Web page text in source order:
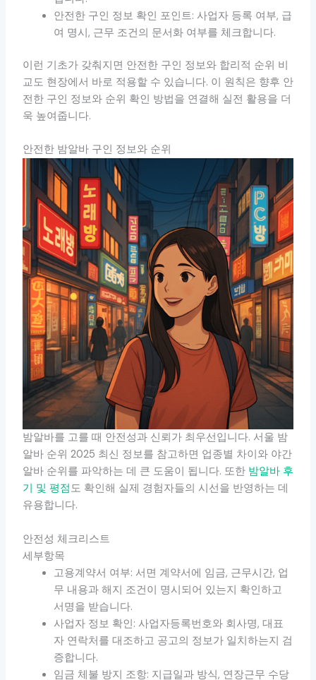
안전한 구인 정보 확인 포인트: 사업자 등록 여부, 급
여 명시, 근무 조건의 문서화 여부를 체크합니다.
이런 기초가 갖춰지면 안전한 구인 정보와 합리적 순위 비
교도 현장에서 바로 적용할 수 있습니다. 이 원칙은 향후 안
전한 구인 정보와 순위 확인 방법을 연결해 실전 활용을 더
욱 높여줍니다.
안전한 밤알바 구인 정보와 순위
밤알바를 고를 때 안전성과 신뢰가 최우선입니다. 서울 밤
알바 순위 2025 최신 정보를 참고하면 업종별 차이와 야간
알바 순위를 파악하는 데 큰 도움이 됩니다. 또한 밤알바 후
기 및 평점도 확인해 실제 경험자들의 시선을 반영하는 데
유용합니다.
안전성 체크리스트
세부항목
고용계약서 여부: 서면 계약서에 임금, 근무시간, 업
무 내용과 해지 조건이 명시되어 있는지 확인하고
서명을 받습니다.
사업자 정보 확인: 사업자등록번호와 회사명, 대표
자 연락처를 대조하고 공고의 정보가 일치하는지 검
증합니다.
임금 체불 방지 조항: 지급일과 방식, 연장근무 수당